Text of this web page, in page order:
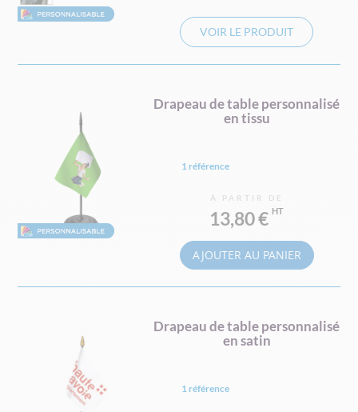
VOIR LE PRODUIT
Drapeau de table personnalisé
en tissu
1 référence
À PARTIR DE
13,80 €
AJOUTER AU PANIER
Drapeau de table personnalisé
en satin
1 référence